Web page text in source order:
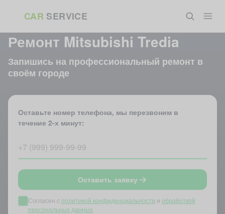
CAR SERVICE
Ремонт Mitsubishi Tredia
Запишись на профессиональный ремонт в
своём городе
Оставьте номер телефона, мы перезвоним в
течение 2-х минут:
Оставить заявку
Согласен с политикой конфиденциальности и обработкой
персональных данных